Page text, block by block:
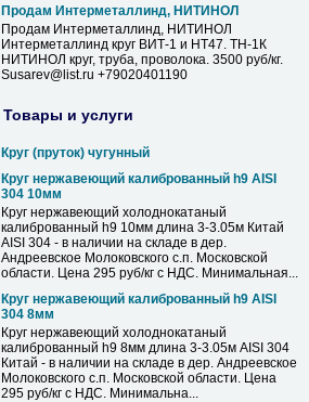
Продам Интерметаллинд, НИТИНОЛ
Продам Интерметаллинд, НИТИНОЛ
Интерметаллинд круг ВИТ-1 и НТ47. ТН-1К
НИТИНОЛ круг, труба, проволока. 3500 руб/кг.
Susarev@list.ru +79020401190
Товары и услуги
Круг (пруток) чугунный
Круг нержавеющий калиброванный h9 AISI
304 10мм
Круг нержавеющий холоднокатаный
калиброванный h9 10мм длина 3-3.05м Китай
AISI 304 - в наличии на складе в дер.
Андреевское Молоковского с.п. Московской
области. Цена 295 руб/кг с НДС. Минимальная...
Круг нержавеющий калиброванный h9 AISI
304 8мм
Круг нержавеющий холоднокатаный
калиброванный h9 8мм длина 3-3.05м AISI 304
Китай - в наличии на складе в дер. Андреевское
Молоковского с.п. Московской области. Цена
295 руб/кг с НДС. Минимальна...